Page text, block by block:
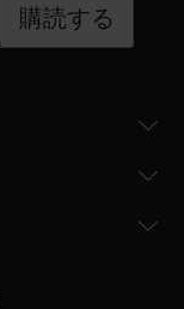
購読する